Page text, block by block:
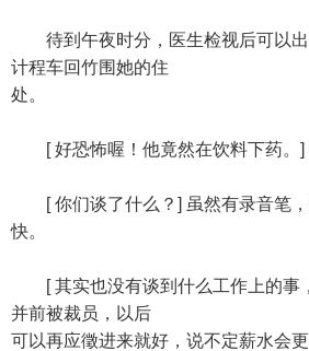
待到午夜时分，医生检视后可以出
计程车回竹围她的住
处。
[ 好恐怖喔！他竟然在饮料下药。]
[ 你们谈了什么？] 虽然有录音笔，
快。
[ 其实也没有谈到什么工作上的事
并前被裁员，以后
可以再应徵进来就好，说不定薪水会